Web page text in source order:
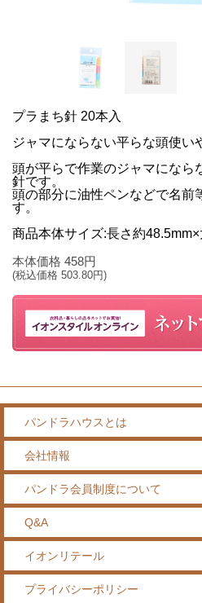
プラまち針 20本入
ジャマにならない平らな頭使い
頭が平らで作業のジャマになら
針です。
頭の部分に油性ペンなどで名前
す。
商品本体サイズ:長さ約
本体価格 458円
(税込価格 503.80円)
パンドラハウスとは
会社情報
パンドラ会員制度について
Q&A
イオンリテール
プライバシーポリシー